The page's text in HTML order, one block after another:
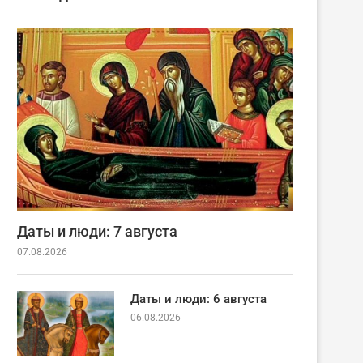
Даты и люди: 7 августа
07.08.2026
Даты и люди: 6 августа
06.08.2026